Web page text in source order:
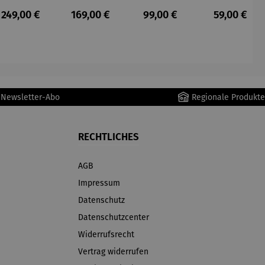
Staubsau
ger
Regulärer Preis:
249,00 €
Staubsau
ger DS02
Regulärer Preis:
169,00 €
uber
Regulärer Preis:
99,00 €
tteuse
Regulärer
59,00 €
Abo Regionale Produkte
RECHTLICHES
AGB
Impressum
Datenschutz
Datenschutzcenter
Widerrufsrecht
Vertrag widerrufen